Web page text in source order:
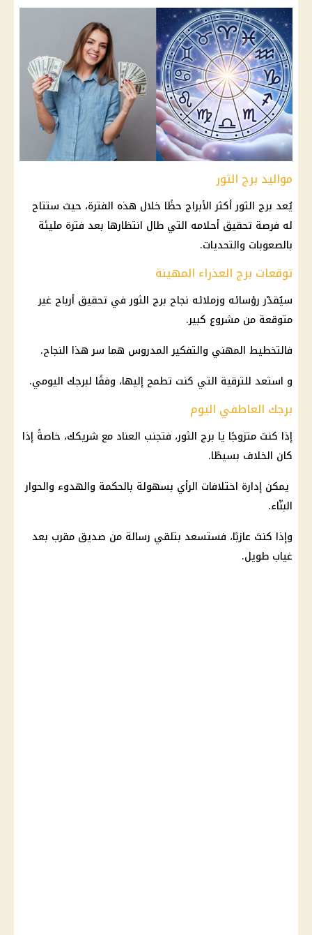
مواليد برج الثور
يُعد برج الثورأكثرالأبراج حظًا خلال هذه الفترة، حيث ستتاح
له فرصة تحقيق أحلامه التي طال انتظارها بعد فترة مليئة
بالصعوبات والتحديات.
توقعات برج العذراء المهينة
سيُقدّر رؤسائه وزملائه نجاح برج الثورفي تحقيق أرباح غير
متوقعة من مشروع كبير.
فالتخطيط المهني والتفكير المدروس هما سر هذا النجاح.
و استعد للترقية التي كنت تطمح إليها، وفقًا لبرجك اليومي.
برجك العاطفي اليوم
إذا كنتَ متزوجًا يا برج الثور، فتجنب العناد مع شريكك، خاصةً إذا
كان الخلاف بسيطًا.
يمكن إدارة اختلافات الرأي بسهولة بالحكمة والهدوء والحوار
البنّاء.
وإذا كنتَ عازبًا، فستسعد بتلقي رسالة من صديق مقرب بعد
غياب طويل.